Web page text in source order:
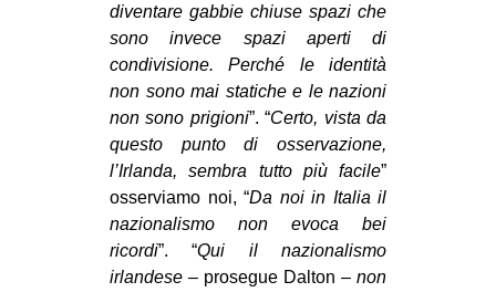
diventare gabbie chiuse spazi che
sono invece spazi aperti di
condivisione. Perché le identità
non sono mai statiche e le nazioni
non sono prigioni”. “Certo, vista da
questo punto di osservazione,
l’Irlanda, sembra tutto più facile”
osserviamo noi, “Da noi in Italia il
nazionalismo non evoca bei
ricordi”. “Qui il nazionalismo
irlandese – prosegue Dalton – non